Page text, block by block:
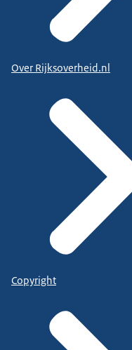
Over Rijksoverheid.nl
Copyright